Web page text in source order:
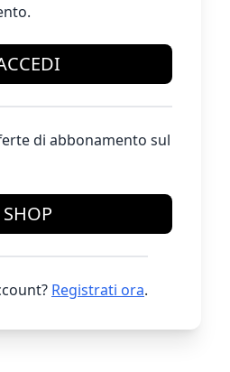
di abbonamento sul
SHOP
Registrati ora.